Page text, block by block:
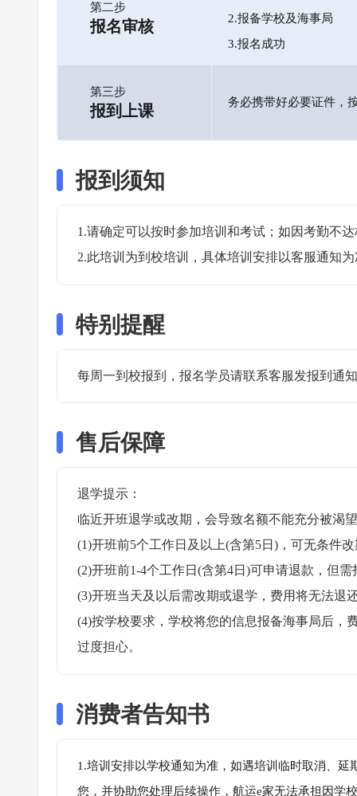
第二步
报名审核
2.报备学校及海事局
3.报名成功
第三步
报到上课 务必携带好必要证件，
报到须知
1.请确定可以按时参加培训和考试；如因考勤不
2.此培训为到校培训，具体培训安排以客服通知
特别提醒
每周一到校报到，报名学员请联系客服发报到通
售后保障
退学提示：
临近开班退学或改期，会导致名额不能充分被渴
(1)开班前5个工作日及以上(含第5日)，可无条件
(2)开班前1-4个工作日(含第4日)可申请退款，但
(3)开班当天及以后需改期或退学，费用将无法退
(4)按学校要求，学校将您的信息报备海事局后，
过度担心。
消费者告知书
1.培训安排以学校通知为准，如遇培训临时取消、
您，并协助您处理后续操作，航运e家无法承担因学